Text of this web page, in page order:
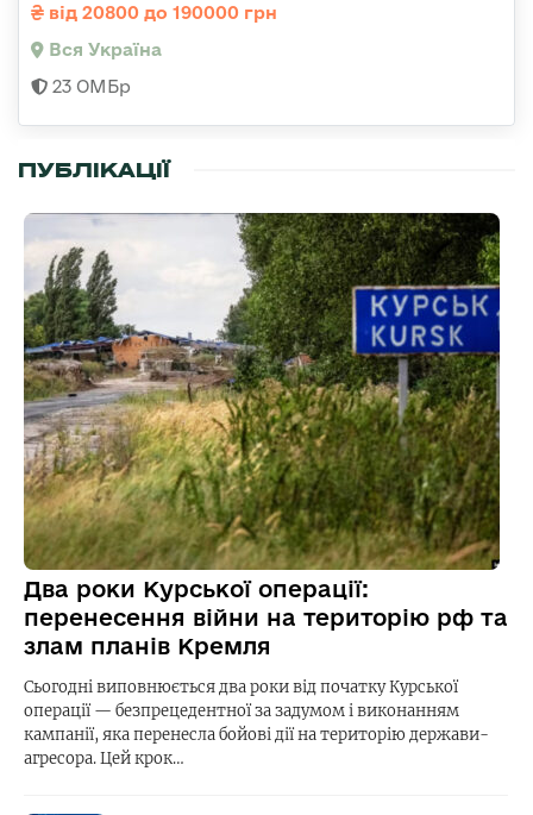
від 20800 до 190000 грн
Вся Україна
23 ОМБр
ПУБЛІКАЦІЇ
Два роки Курської операції:
перенесення війни на територію рф та
злам планів Кремля
Сьогодні виповнюється два роки від початку Курської
операції — безпрецедентної за задумом і виконанням
кампанії, яка перенесла бойові дії на територію держави-
агресора. Цей крок…